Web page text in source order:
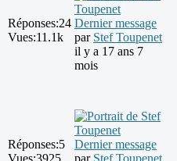
Réponses:24
Vues:11.1k
Dernier message
par Stef Toupenet
il y a 17 ans 7
mois
Réponses:5
Vues:3925
Dernier message
par Stef Toupenet